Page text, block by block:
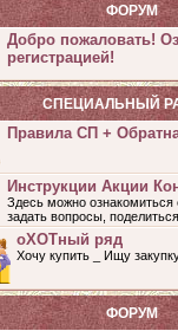
ФОРУМ
Добро пожаловать!
регистрацией!
СПЕЦИАЛЬНЫЙ
Правила СП +
Инструкции Акции
Здесь можно
задать вопросы,
оХОТный ряд
Хочу купить _ Ищу
ФОРУМ